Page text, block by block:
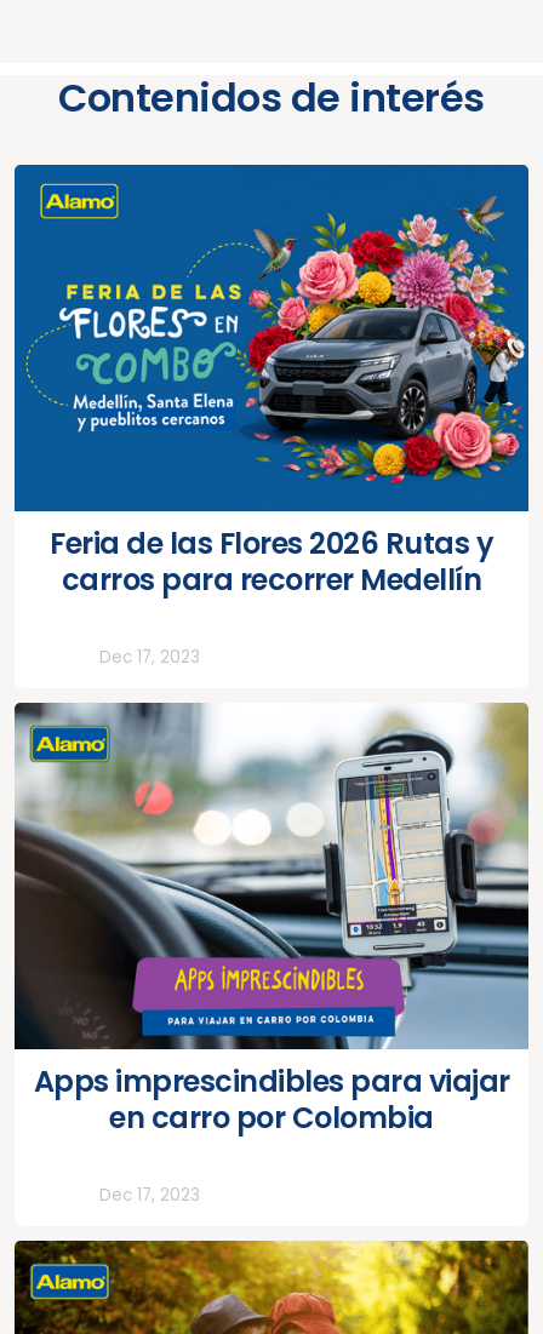
Contenidos de interés
Feria de las Flores 2026 Rutas y
carros para recorrer Medellín
Dec 17, 2023
Apps imprescindibles para viajar
en carro por Colombia
Dec 17, 2023